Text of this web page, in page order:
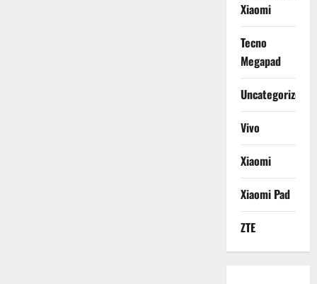
Xiaomi
Tecno
Megapad
Uncategorized
Vivo
Xiaomi
Xiaomi Pad
ZTE